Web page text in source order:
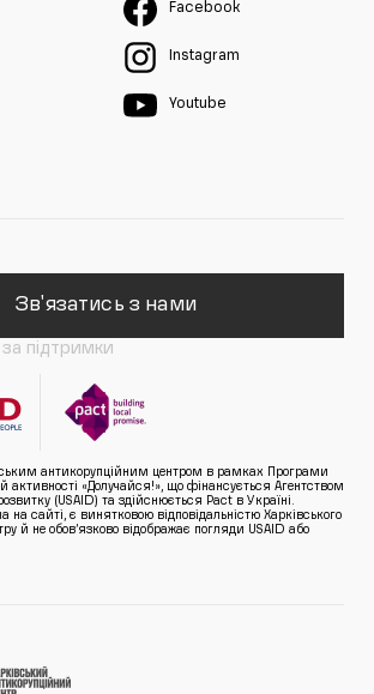
Facebook
Instagram
Youtube
Зв'язатись з нами
підтримки
антикорупційним центром в рамках Програми
активності «Долучайся!», що фінансується Агентством
(USAID) та здійснюється Pact в Україні.
на сайті, є винятковою відповідальністю Харківського
й не обов’язково відображає погляди USAID або